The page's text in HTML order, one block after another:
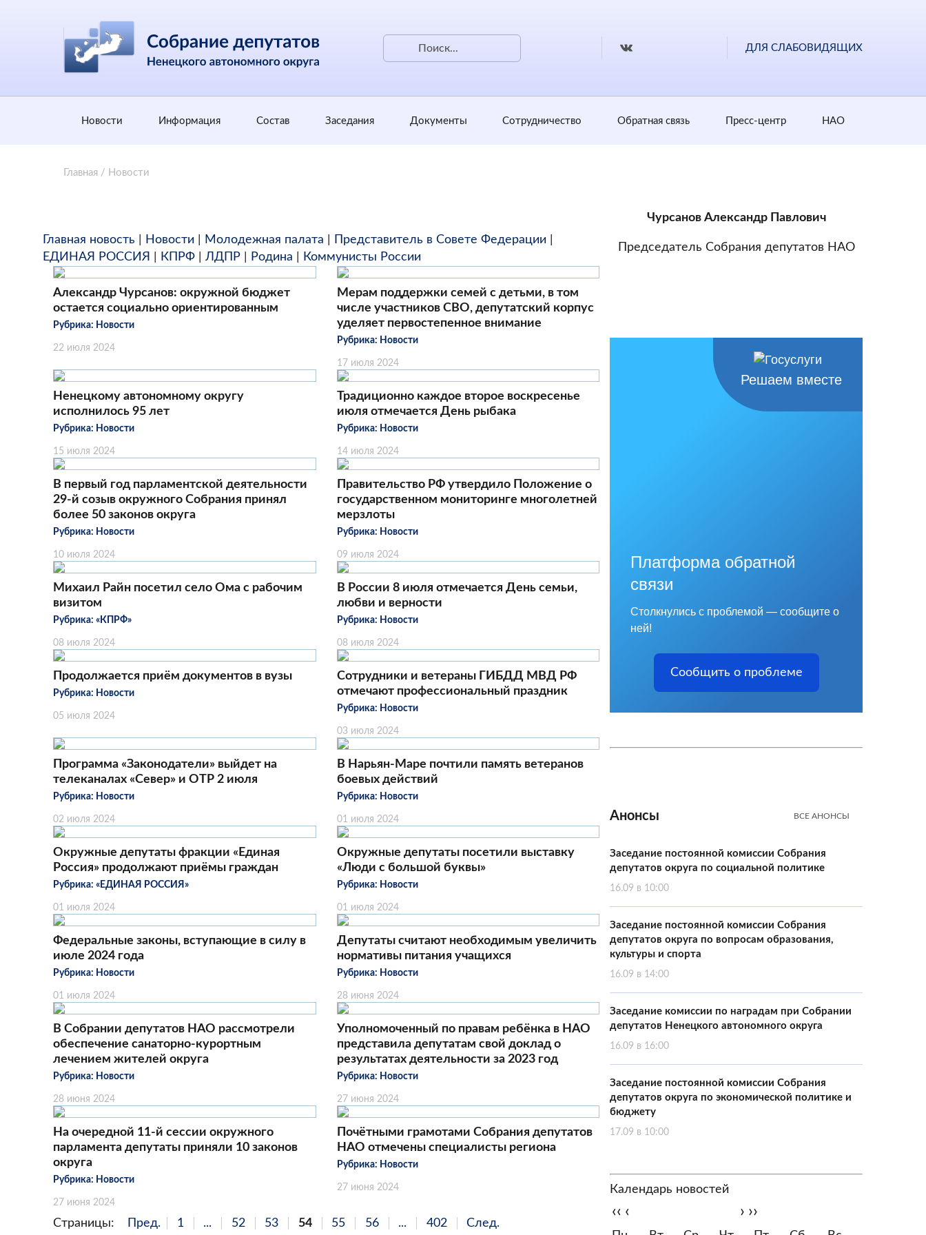
ДЛЯ СЛАБОВИДЯЩИХ
Новости Информация Состав Заседания Документы Сотрудничество Обратная cвязь Пресс-центр НАО
Главная / Новости
Главная новость Новости Молодежная палата Представитель в Совете Федерации
ЕДИНАЯ РОССИЯ
КПРФ ЛДПР Родина Коммунисты России
Александр Чурсанов: окружной бюджет
остается социально ориентированным
Рубрика: Новости
22 июля 2024
Мерам поддержки семей с детьми, в том
числе участников СВО, депутатский корпус
уделяет первостепенное внимание
Рубрика: Новости
17 июля 2024
Ненецкому автономному округу
исполнилось 95 лет
Рубрика: Новости
15 июля 2024
Традиционно каждое второе воскресенье
июля отмечается День рыбака
Рубрика: Новости
14 июля 2024
В первый год парламентской деятельности
29-й созыв окружного Собрания принял
более 50 законов округа
Рубрика: Новости
10 июля 2024
Правительство РФ утвердило Положение о
государственном мониторинге многолетней
мерзлоты
Рубрика: Новости
09 июля 2024
Михаил Райн посетил село Ома с рабочим
визитом
Рубрика: «КПРФ»
08 июля 2024
В России 8 июля отмечается День семьи,
любви и верности
Рубрика: Новости
08 июля 2024
Продолжается приём документов в вузы
Рубрика: Новости
05 июля 2024
Сотрудники и ветераны ГИБДД МВД РФ
отмечают профессиональный праздник
Рубрика: Новости
03 июля 2024
Программа «Законодатели» выйдет на
телеканалах «Север» и ОТР 2 июля
Рубрика: Новости
02 июля 2024
В Нарьян-Маре почтили память ветеранов
боевых действий
Рубрика: Новости
01 июля 2024
Окружные депутаты фракции «Единая
Россия» продолжают приёмы граждан
Рубрика: «ЕДИНАЯ РОССИЯ»
01 июля 2024
Окружные депутаты посетили выставку
«Люди с большой буквы»
Рубрика: Новости
01 июля 2024
Федеральные законы, вступающие в силу в
июле 2024 года
Рубрика: Новости
01 июля 2024
Депутаты считают необходимым увеличить
нормативы питания учащихся
Рубрика: Новости
28 июня 2024
В Собрании депутатов НАО рассмотрели
обеспечение санаторно-курортным
лечением жителей округа
Рубрика: Новости
28 июня 2024
Уполномоченный по правам ребёнка в НАО
представила депутатам свой доклад о
результатах деятельности за 2023 год
Рубрика: Новости
27 июня 2024
На очередной 11-й сессии окружного
парламента депутаты приняли 10 законов
округа
Рубрика: Новости
27 июня 2024
Почётными грамотами Собрания депутатов
НАО отмечены специалисты региона
Рубрика: Новости
27 июня 2024
Страницы: Пред. 1 ... 52 53 54 55 56 ... 402 След.
Чурсанов Александр Павлович
Председатель Собрания депутатов НАО
Решаем вместе
Платформа обратной
связи
Столкнулись с проблемой — сообщите о
ней!
Сообщить о проблеме
Анонсы ВСЕ АНОНСЫ
Заседание постоянной комиссии Собрания
депутатов округа по социальной политике
16.09 в 10:00
Заседание постоянной комиссии Собрания
депутатов округа по вопросам образования,
культуры и спорта
16.09 в 14:00
Заседание комиссии по наградам при Собрании
депутатов Ненецкого автономного округа
16.09 в 16:00
Заседание постоянной комиссии Собрания
депутатов округа по экономической политике и
бюджету
17.09 в 10:00
Календарь новостей
‹‹ ‹ › ››